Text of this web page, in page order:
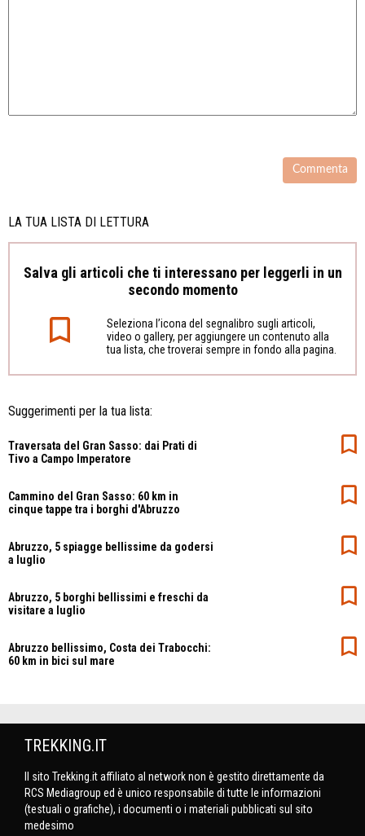
LA TUA LISTA DI LETTURA
Salva gli articoli che ti interessano per leggerli in un
secondo momento
Seleziona l’icona del segnalibro sugli articoli,
video o gallery, per aggiungere un contenuto alla
tua lista, che troverai sempre in fondo alla pagina.
Suggerimenti per la tua lista:
Traversata del Gran Sasso: dai Prati di
Tivo a Campo Imperatore
Cammino del Gran Sasso: 60 km in
cinque tappe tra i borghi d'Abruzzo
Abruzzo, 5 spiagge bellissime da godersi
a luglio
Abruzzo, 5 borghi bellissimi e freschi da
visitare a luglio
Abruzzo bellissimo, Costa dei Trabocchi:
60 km in bici sul mare
TREKKING.IT
Il sito Trekking.it affiliato al network non è gestito direttamente da
RCS Mediagroup ed è unico responsabile di tutte le informazioni
(testuali o grafiche), i documenti o i materiali pubblicati sul sito
medesimo